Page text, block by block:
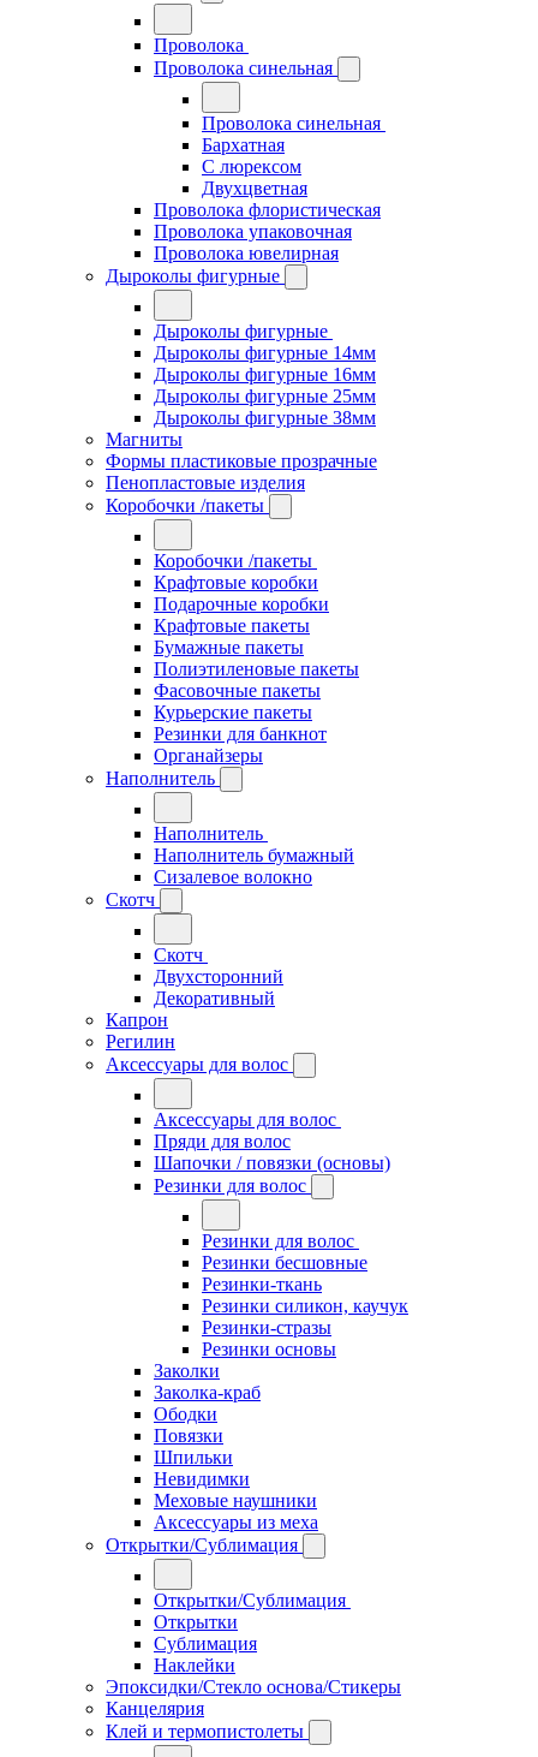
Проволока
Проволока синельная
Проволока синельная
Бархатная
С люрексом
Двухцветная
Проволока флористическая
Проволока упаковочная
Проволока ювелирная
Дыроколы фигурные
Дыроколы фигурные
Дыроколы фигурные 14мм
Дыроколы фигурные 16мм
Дыроколы фигурные 25мм
Дыроколы фигурные 38мм
Магниты
Формы пластиковые прозрачные
Пенопластовые изделия
Коробочки /пакеты
Коробочки /пакеты
Крафтовые коробки
Подарочные коробки
Крафтовые пакеты
Бумажные пакеты
Полиэтиленовые пакеты
Фасовочные пакеты
Курьерские пакеты
Резинки для банкнот
Органайзеры
Наполнитель
Наполнитель
Наполнитель бумажный
Сизалевое волокно
Скотч
Скотч
Двухсторонний
Декоративный
Капрон
Регилин
Аксессуары для волос
Аксессуары для волос
Пряди для волос
Шапочки / повязки (основы)
Резинки для волос
Резинки для волос
Резинки бесшовные
Резинки-ткань
Резинки силикон, каучук
Резинки-стразы
Резинки основы
Заколки
Заколка-краб
Ободки
Повязки
Шпильки
Невидимки
Меховые наушники
Аксессуары из меха
Открытки/Сублимация
Открытки/Сублимация
Открытки
Сублимация
Наклейки
Эпоксидки/Стекло основа/Стикеры
Канцелярия
Клей и термопистолеты